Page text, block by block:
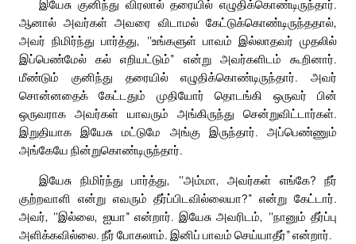
இயேசு குனிந்து விரலால் தரையில் எழுதிக்கொண்டிருந்தார்.
ஆனால் அவர்கள் அவரை விடாமல் கேட்டுக்கொண்டிருந்ததால்,
அவர் நிமிர்ந்து பார்த்து, ‘‘உங்களுள் பாவம் இல்லாதவர் முதலில்
இப்பெண்மேல் கல் எறியட்டும்” என்று அவர்களிடம் கூறினார்.
மீண்டும் குனிந்து தரையில் எழுதிக்கொண்டிருந்தார். அவர்
சொன்னதைக் கேட்டதும் முதியோர் தொடங்கி ஒருவர் பின்
ஒருவராக அவர்கள் யாவரும் அங்கிருந்து சென்றுவிட்டார்கள்.
இறுதியாக இயேசு மட்டுமே அங்கு இருந்தார். அப்பெண்ணும்
அங்கேயே நின்றுகொண்டிருந்தார்.
இயேசு நிமிர்ந்து பார்த்து, ‘‘அம்மா, அவர்கள் எங்கே? நீர்
குற்றவாளி என்று எவரும் தீர்ப்பிடவில்லையா?” என்று கேட்டார்.
அவர், ‘‘இல்லை, ஐயா” என்றார். இயேசு அவரிடம், ‘‘நானும் தீர்ப்பு
அளிக்கவில்லை. நீர் போகலாம். இனிப் பாவம் செய்யாதீர்” என்றார்.